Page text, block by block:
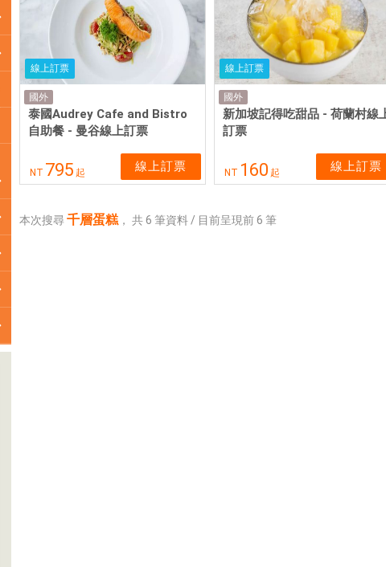
線上訂票
國外
泰國Audrey Cafe and Bistro
自助餐 - 曼谷線上訂票
NT 795 起 線上訂票
線上訂票
國外
新加坡記得吃甜品 - 荷蘭村線
訂票
NT 160 起 線上訂票
本次搜尋 千層蛋糕 ， 共6 筆資料 / 目前呈現前6 筆